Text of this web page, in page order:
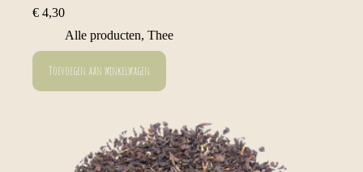
€ 4,30
Alle producten, Thee
Toevoegen aan winkelwagen